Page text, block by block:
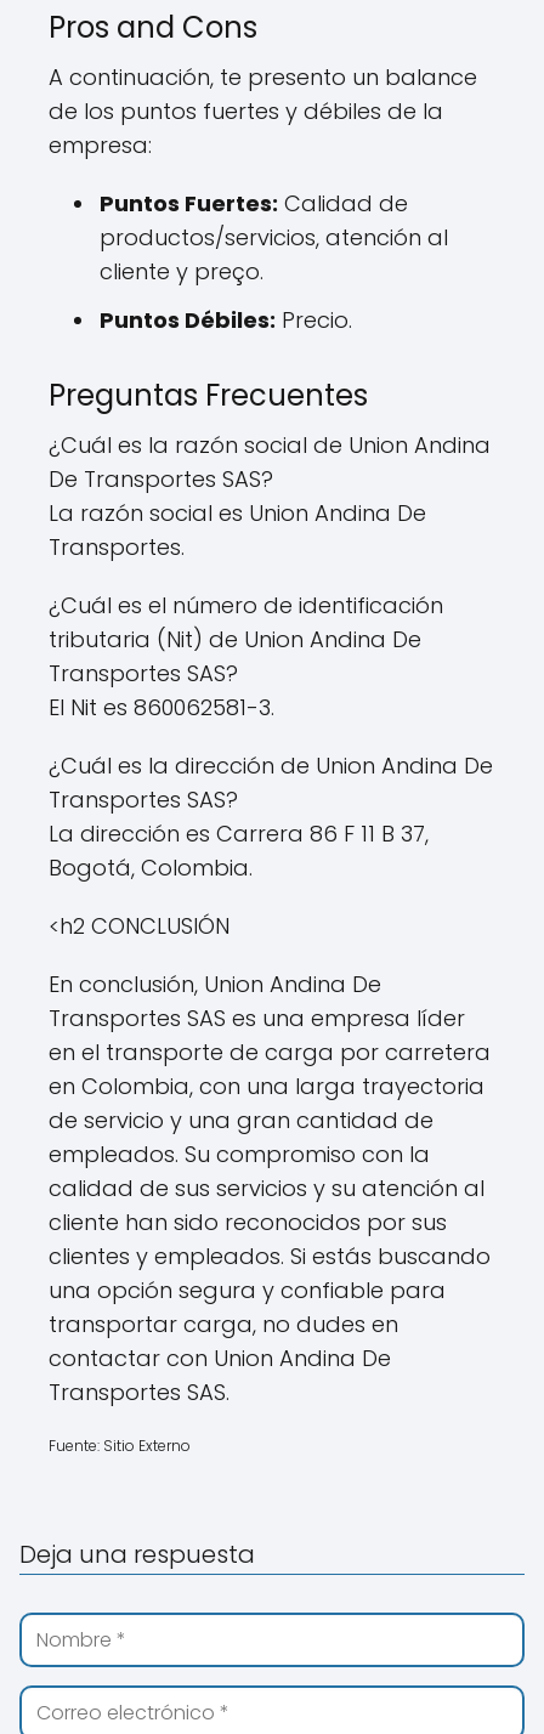
Pros and Cons
A continuación, te presento un balance
de los puntos fuertes y débiles de la
empresa:
Puntos Fuertes: Calidad de
productos/servicios, atención al
cliente y preço.
Puntos Débiles: Precio.
Preguntas Frecuentes
¿Cuál es la razón social de Union Andina
De Transportes SAS?
La razón social es Union Andina De
Transportes.
¿Cuál es el número de identificación
tributaria (Nit) de Union Andina De
Transportes SAS?
El Nit es 860062581-3.
¿Cuál es la dirección de Union Andina De
Transportes SAS?
La dirección es Carrera 86 F 11 B 37,
Bogotá, Colombia.
<h2 CONCLUSIÓN
En conclusión, Union Andina De
Transportes SAS es una empresa líder
en el transporte de carga por carretera
en Colombia, con una larga trayectoria
de servicio y una gran cantidad de
empleados. Su compromiso con la
calidad de sus servicios y su atención al
cliente han sido reconocidos por sus
clientes y empleados. Si estás buscando
una opción segura y confiable para
transportar carga, no dudes en
contactar con Union Andina De
Transportes SAS.
Fuente: Sitio Externo
Deja una respuesta